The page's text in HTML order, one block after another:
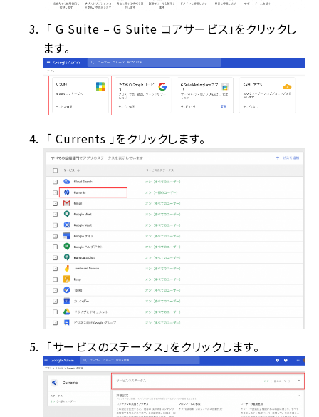
「 G Suite – G Suite コアサービス」をクリックし
ます。
「 Currents 」をクリックします。
「サービスのステータス」をクリックします。